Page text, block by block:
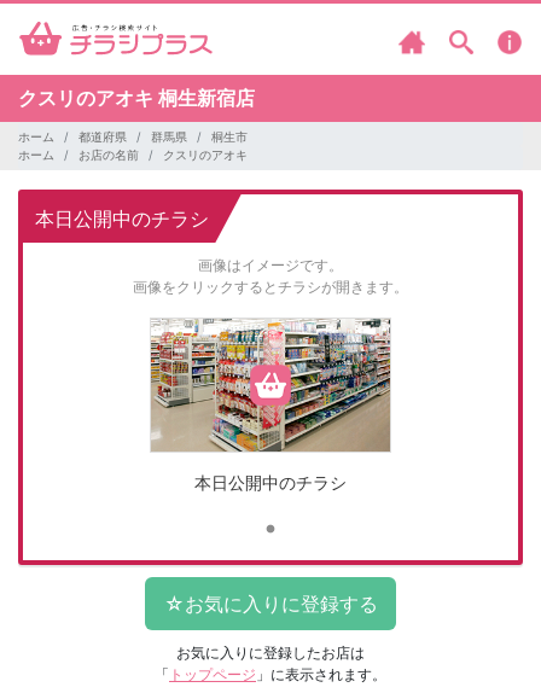
クスリのアオキ 桐生新宿店
ホーム 都道府県 群馬県
桐生市
ホーム
お店の名前 クスリのアオキ
本日公開中のチラシ
画像はイメージです。
画像をクリックするとチラシが開きます。
本日公開中のチラシ
お気に入りに登録したお店は
「 トップページ 」に表示されます。